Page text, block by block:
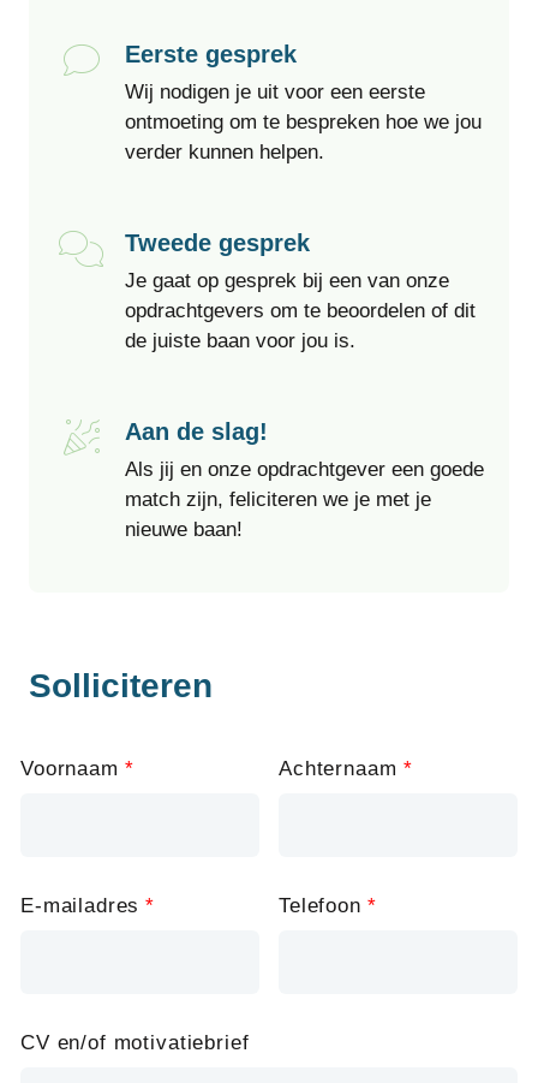
Eerste gesprek
Wij nodigen je uit voor een eerste
ontmoeting om te bespreken hoe we jou
verder kunnen helpen.
Tweede gesprek
Je gaat op gesprek bij een van onze
opdrachtgevers om te beoordelen of dit
de juiste baan voor jou is.
Aan de slag!
Als jij en onze opdrachtgever een goede
match zijn, feliciteren we je met je
nieuwe baan!
Solliciteren
this
Voornaam Achternaam
E-mailadres Telefoon
CV en/of motivatiebrief